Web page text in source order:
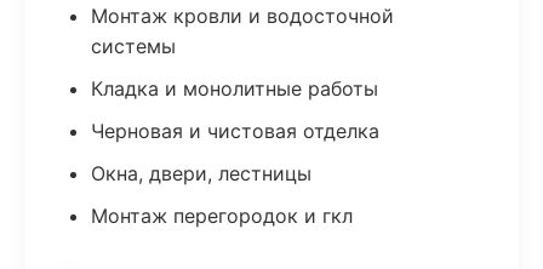
Монтаж кровли и водосточной
системы
Кладка и монолитные работы
Черновая и чистовая отделка
Окна, двери, лестницы
Монтаж перегородок и гкл